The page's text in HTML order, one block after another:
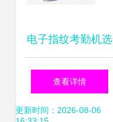
电子指纹考勤机选
购的三大误区 避开
陷阱，提升考勤效
查看详情
更新时间：2026-08-06